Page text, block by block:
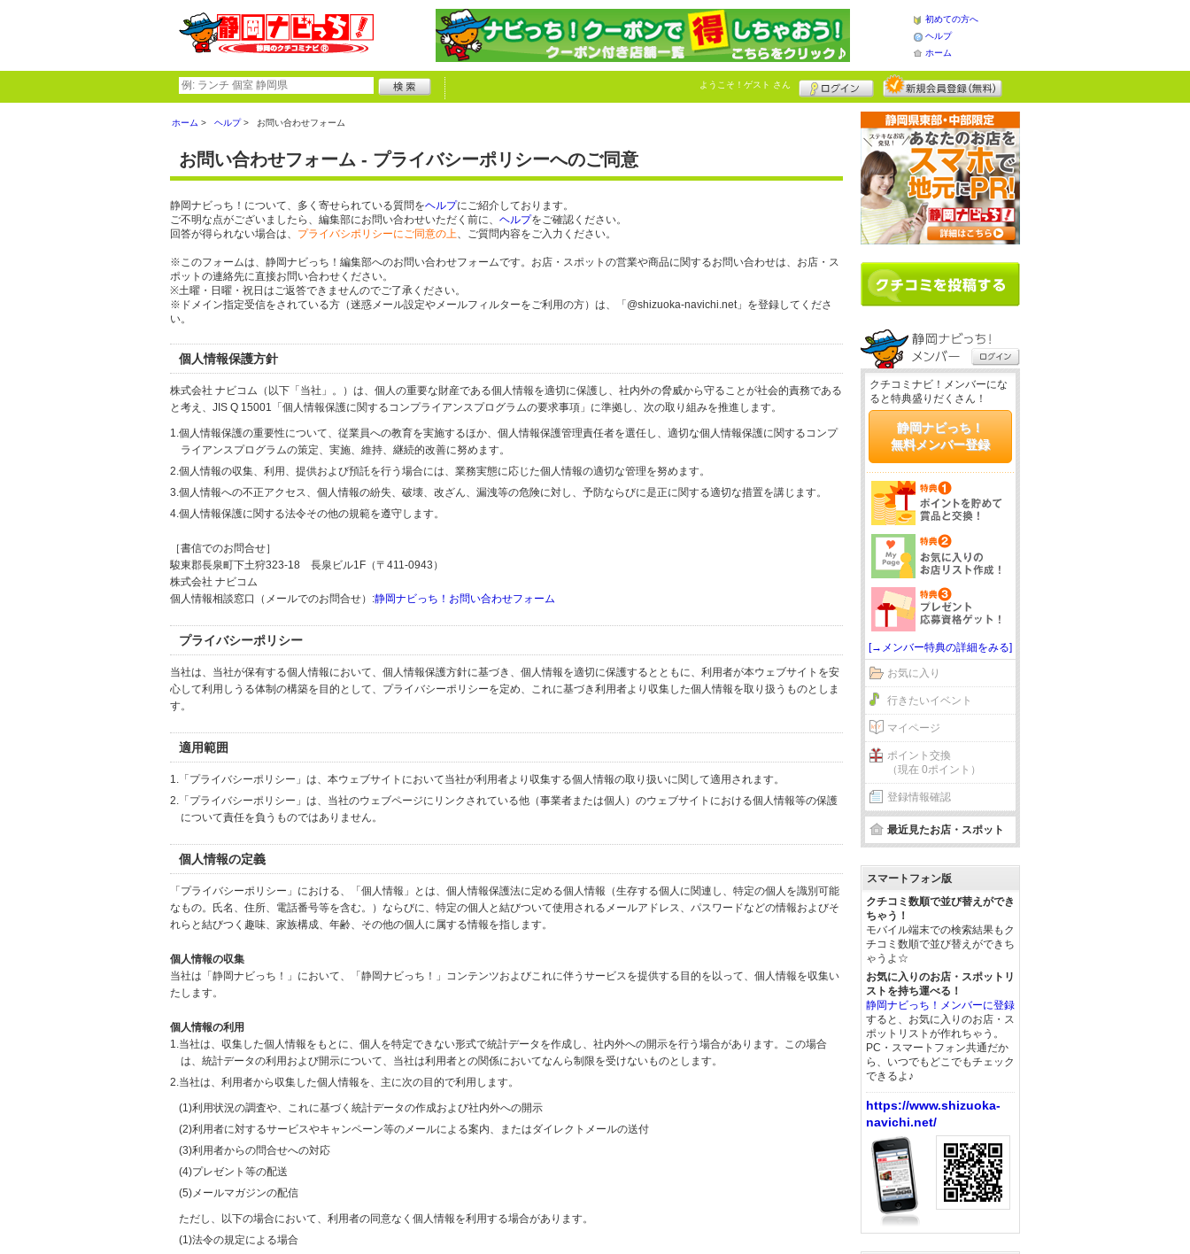
初めての方へ
ヘルプ
ホーム
ようこそ！ ゲスト さん
ホーム ヘルプ お問い合わせフォーム
お問い合わせフォーム - プライバシーポリシーへのご同意
静岡ナビっち！について、多く寄せられている質問をヘルプにご紹介しております。
ご不明な点がございましたら、編集部にお問い合わせいただく前に、 ヘルプをご確認ください。
回答が得られない場合は、 プライバシポリシーにご同意の上、ご質問内容をご入力ください。
※このフォームは、静岡ナビっち！編集部へのお問い合わせフォームです。お店・スポットの営業や商品に関するお問い合わせは、お店・ス
ポットの連絡先に直接お問い合わせください。
※土曜・日曜・祝日はご返答できませんのでご了承ください。
※ドメイン指定受信をされている方（迷惑メール設定やメールフィルターをご利用の方）は、「@shizuoka-navichi.net」を登録してくださ
い。
個人情報保護方針
株式会社 ナビコム（以下「当社」。）は、個人の重要な財産である個人情報を適切に保護し、社内外の脅威から守ることが社会的責務である
と考え、JIS Q 15001「個人情報保護に関するコンプライアンスプログラムの要求事項」に準拠し、次の取り組みを推進します。
1.個人情報保護の重要性について、従業員への教育を実施するほか、個人情報保護管理責任者を選任し、適切な個人情報保護に関するコンプ
ライアンスプログラムの策定、実施、維持、継続的改善に努めます。
2.個人情報の収集、利用、提供および預託を行う場合には、業務実態に応じた個人情報の適切な管理を努めます。
3.個人情報への不正アクセス、個人情報の紛失、破壊、改ざん、漏洩等の危険に対し、予防ならびに是正に関する適切な措置を講じます。
4.個人情報保護に関する法令その他の規範を遵守します。
［書信でのお問合せ］
駿東郡長泉町下土狩323-18 長泉ビル1F（〒411-0943）
株式会社 ナビコム
個人情報相談窓口（メールでのお問合せ）:静岡ナビっち！お問い合わせフォーム
プライバシーポリシー
当社は、当社が保有する個人情報において、個人情報保護方針に基づき、個人情報を適切に保護するとともに、利用者が本ウェブサイトを安
心して利用しうる体制の構築を目的として、プライバシーポリシーを定め、これに基づき利用者より収集した個人情報を取り扱うものとしま
す。
適用範囲
1.「プライバシーポリシー」は、本ウェブサイトにおいて当社が利用者より収集する個人情報の取り扱いに関して適用されます。
2.「プライバシーポリシー」は、当社のウェブページにリンクされている他（事業者または個人）のウェブサイトにおける個人情報等の保護
について責任を負うものではありません。
個人情報の定義
「プライバシーポリシー」における、「個人情報」とは、個人情報保護法に定める個人情報（生存する個人に関連し、特定の個人を識別可能
なもの。氏名、住所、電話番号等を含む。）ならびに、特定の個人と結びついて使用されるメールアドレス、パスワードなどの情報およびそ
れらと結びつく趣味、家族構成、年齢、その他の個人に属する情報を指します。
個人情報の収集
当社は「静岡ナビっち！」において、「静岡ナビっち！」コンテンツおよびこれに伴うサービスを提供する目的を以って、個人情報を収集い
たします。
個人情報の利用
1.当社は、収集した個人情報をもとに、個人を特定できない形式で統計データを作成し、社内外への開示を行う場合があります。この場合
は、統計データの利用および開示について、当社は利用者との関係においてなんら制限を受けないものとします。
2.当社は、利用者から収集した個人情報を、主に次の目的で利用します。
(1)利用状況の調査や、これに基づく統計データの作成および社内外への開示
(2)利用者に対するサービスやキャンペーン等のメールによる案内、またはダイレクトメールの送付
(3)利用者からの問合せへの対応
(4)プレゼント等の配送
(5)メールマガジンの配信
ただし、以下の場合において、利用者の同意なく個人情報を利用する場合があります。
(1)法令の規定による場合
クチコミナビ！メンバーにな
ると特典盛りだくさん！
静岡ナビっち！
無料メンバー登録
[→メンバー特典の詳細をみる]
お気に入り
行きたいイベント
マイページ
ポイント交換
（現在 0ポイント）
登録情報確認
最近見たお店・スポット
スマートフォン版
クチコミ数順で並び替えができ
ちゃう！
モバイル端末での検索結果もク
チコミ数順で並び替えができち
ゃうよ☆
お気に入りのお店・スポットリ
ストを持ち運べる！
静岡ナビっち！メンバーに登録
すると、お気に入りのお店・ス
ポットリストが作れちゃう。
PC・スマートフォン共通だか
ら、いつでもどこでもチェック
できるよ♪
https://www.shizuoka-
navichi.net/